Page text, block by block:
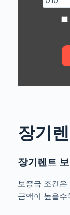
장기
장기렌트
보증금 조건
금액이 높을